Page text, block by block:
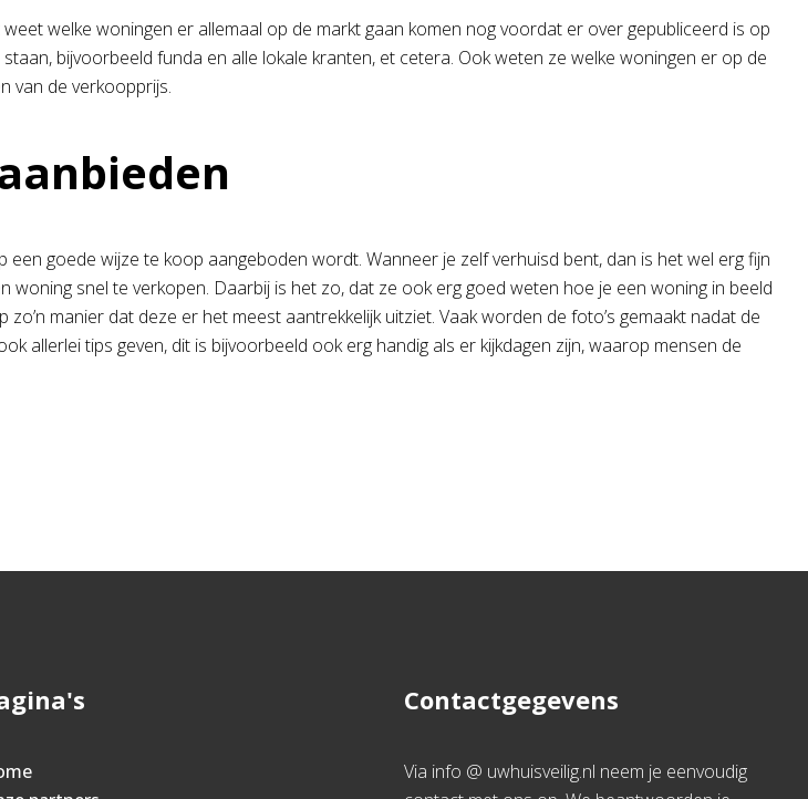
welke woningen er allemaal op de markt gaan komen nog voordat er over gepubliceerd is op
bijvoorbeeld funda en alle lokale kranten, et cetera. Ook weten ze welke woningen er op de
van de verkoopprijs.
goede wijze te koop aangeboden wordt. Wanneer je zelf verhuisd bent, dan is het wel erg fijn
snel te verkopen. Daarbij is het zo, dat ze ook erg goed weten hoe je een woning in beeld
manier dat deze er het meest aantrekkelijk uitziet. Vaak worden de foto’s gemaakt nadat de
allerlei tips geven, dit is bijvoorbeeld ook erg handig als er kijkdagen zijn, waarop mensen de
Contactgegevens
Via info @ uwhuisveilig.nl neem je eenvoudig